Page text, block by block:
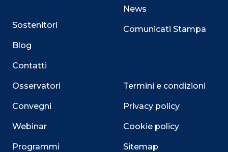
Sostenitori
Blog
Contatti
Osservatori
Convegni
Webinar
Programmi
News
Comunicati Stampa
Termini e condizioni
Privacy policy
Cookie policy
Sitemap